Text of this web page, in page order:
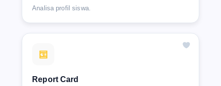
Analisa profil siswa.
Report Card